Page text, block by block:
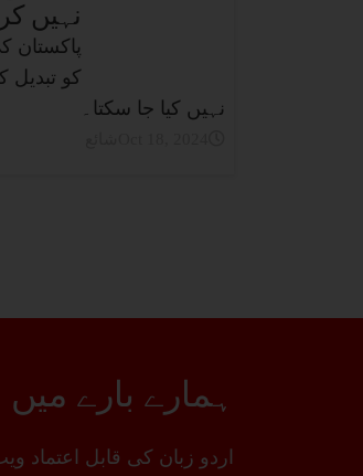
نہیں کر
کو تبدیل
نہیں کیا جا سکتا۔
ہمارے بارے میں
اردو زبان کی قابل اعتماد